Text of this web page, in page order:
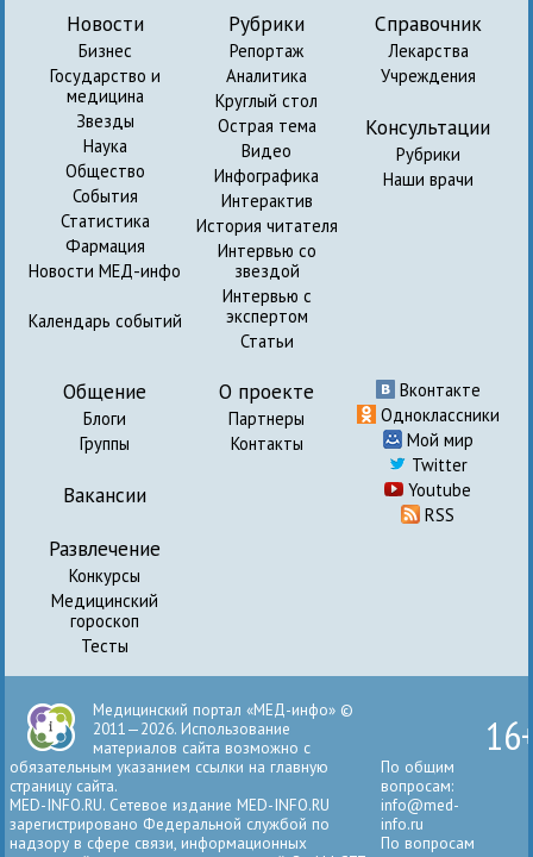
Новости
Бизнес
Государство и
медицина
Звезды
Наука
Общество
События
Статистика
Фармация
Новости МЕД-инфо
Календарь событий
Рубрики
Репортаж
Аналитика
Круглый стол
Острая тема
Видео
Инфографика
Интерактив
История читателя
Интервью со
звездой
Интервью с
экспертом
Статьи
Справочник
Лекарства
Учреждения
Консультации
Рубрики
Наши врачи
Общение
Блоги
Группы
Вакансии
Развлечение
Конкурсы
Медицинский
гороскоп
Тесты
О проекте
Партнеры
Контакты
Вконтакте
Одноклассники
Мой мир
Twitter
Youtube
RSS
Медицинский портал «МЕД-инфо» ©
2011—2026. Использование
материалов сайта возможно с
обязательным указанием ссылки на главную
страницу сайта.
MED-INFO.RU. Сетевое издание MED-INFO.RU
зарегистрировано Федеральной службой по
надзору в сфере связи, информационных
По общим
вопросам:
info@med-
info.ru
По вопросам